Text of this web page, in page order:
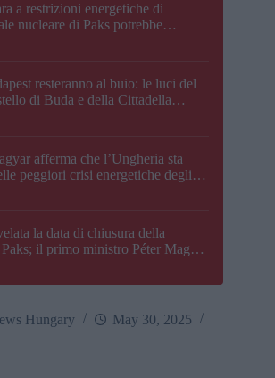
a restrizioni energetiche di
nucleare di Paks potrebbe
resteranno al buio: le luci del
di Buda e della Cittadella
afferma che l’Ungheria sta
peggiori crisi energetiche degli
la data di chiusura della
il primo ministro Péter Magyar
Hungary
May 30, 2025